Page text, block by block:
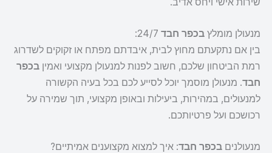
מנעולן מומלץ בכפר חבד 24/7:
בין אם נתקעתם מחוץ לבית, איבדתם מפתח או זקוקים לשדרוג
רמת הביטחון שלכם, חשוב לפנות למנעולן מקצועי ואמין בכפר
חבד. מנעולן מוסמך יוכל לסייע לכם בכל בעיה הקשורה
למנעולים, במהירות, ביעילות ובאופן מקצועי, תוך שמירה על
רכושכם ועל פרטיותכם.
מנעולנים בכפר חבד: איך למצוא מקצוענים אמיתיים?